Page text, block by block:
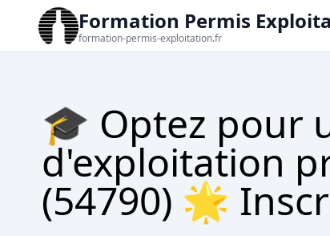
Formation Permis
formation-permis-exploitation.fr
🎓 Optez pour
d'exploitation
(54790) 🌟